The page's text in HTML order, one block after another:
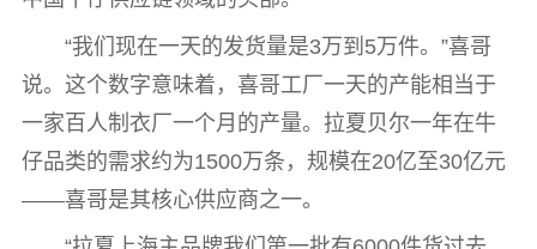
“我们现在一天的发货量是3万到5万件。”喜哥
说。这个数字意味着，喜哥工厂一天的产能相当于
一家百人制衣厂一个月的产量。拉夏贝尔一年在牛
仔品类的需求约为1500万条，规模在20亿至30亿元
——喜哥是其核心供应商之一。